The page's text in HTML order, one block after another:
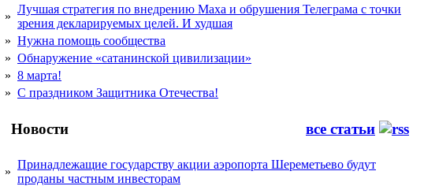
»
Лучшая стратегия по внедрению Маха и обрушения Телеграма с точки
зрения декларируемых целей. И худшая
» Нужна помощь сообщества
» Обнаружение «сатанинской цивилизации»
» 8 марта!
» С праздником Защитника Отечества!
Новости все статьи
»
Принадлежащие государству акции аэропорта Шереметьево будут
проданы частным инвесторам